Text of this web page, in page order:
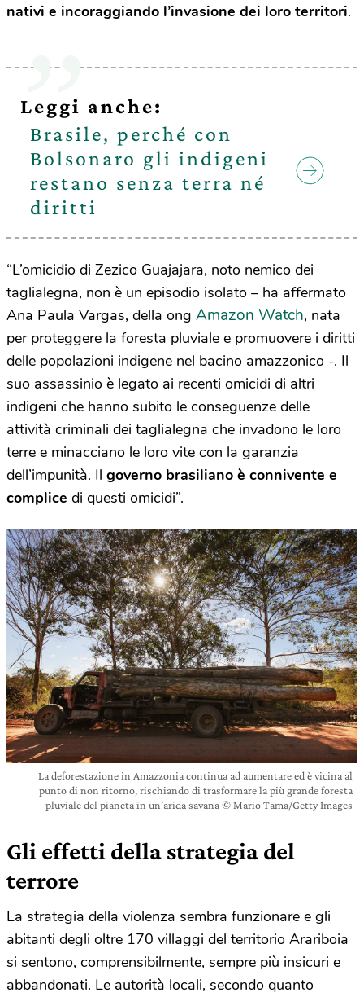
nativi e incoraggiando l’invasione dei loro territori.
Leggi anche:
Brasile, perché con
Bolsonaro gli indigeni
restano senza terra né
diritti
“L’omicidio di Zezico Guajajara, noto nemico dei
taglialegna, non è un episodio isolato – ha affermato
Ana Paula Vargas, della ong Amazon Watch, nata
per proteggere la foresta pluviale e promuovere i diritti
delle popolazioni indigene nel bacino amazzonico -. Il
suo assassinio è legato ai recenti omicidi di altri
indigeni che hanno subito le conseguenze delle
attività criminali dei taglialegna che invadono le loro
terre e minacciano le loro vite con la garanzia
dell’impunità. Il governo brasiliano è connivente e
complice di questi omicidi”.
La deforestazione in Amazzonia continua ad aumentare ed è vicina al
punto di non ritorno, rischiando di trasformare la più grande foresta
pluviale del pianeta in un’arida savana © Mario Tama/Getty Images
Gli effetti della strategia del
terrore
La strategia della violenza sembra funzionare e gli
abitanti degli oltre 170 villaggi del territorio Arariboia
si sentono, comprensibilmente, sempre più insicuri e
abbandonati. Le autorità locali, secondo quanto